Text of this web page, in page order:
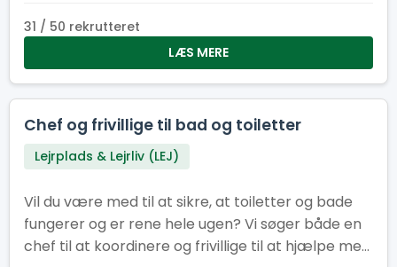
31 / 50 rekrutteret
LÆS MERE
Chef og frivillige til bad og toiletter
Lejrplads & Lejrliv (LEJ)
Vil du være med til at sikre, at toiletter og bade
fungerer og er rene hele ugen? Vi søger både en
chef til at koordinere og frivillige til at hjælpe med